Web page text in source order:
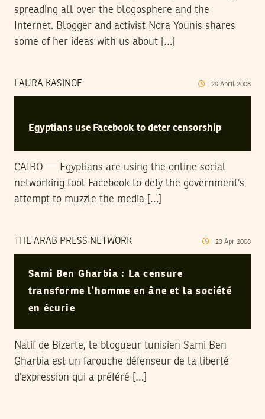
spreading all over the blogosphere and the
Internet. Blogger and activist Nora Younis shares
some of her ideas with us about […]
LAURA KASINOF 29 April 2008
Egyptians use Facebook to deter censorship
CAIRO — Egyptians are using the online social
networking tool Facebook to defy the government’s
attempt to muzzle the media […]
THE ARAB PRESS NETWORK 23 Apr 2008
Sami Ben Gharbia : La censure
transforme l’homme en âne et la société
en écurie
Natif de Bizerte, le blogueur tunisien Sami Ben
Gharbia est un farouche défenseur de la liberté
d’expression qui a préféré […]